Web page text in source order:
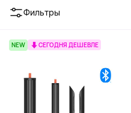
Фильтры
NEW СЕГОДНЯ ДЕШЕВЛЕ